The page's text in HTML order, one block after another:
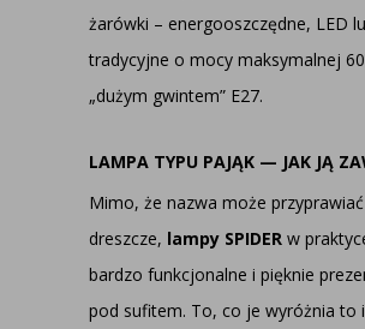
żarówki – energooszczędne, LED
tradycyjne o mocy maksymalnej
„dużym gwintem” E27.
LAMPA TYPU PAJĄK — JAK JĄ
Mimo, że nazwa może
dreszcze, lampy SPIDER w
bardzo funkcjonalne i pięknie
pod sufitem. To, co je wyróżnia to